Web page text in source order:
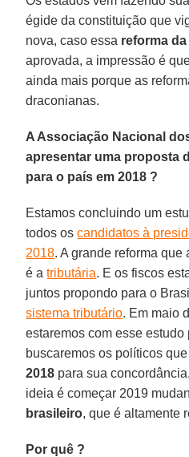
égide da constituição que
nova, caso essa reforma
aprovada, a impressão é
ainda mais porque as
draconianas.
A Associação Nacional
apresentar uma proposta
para o país em 2018 ?
Estamos concluindo um
todos oscandidatos à
2018. A grande reforma que
é atributária. E os fiscos
juntos propondo para o
sistema tributário. Em maio
estaremos com esse estudo
buscaremos os políticos
2018 para sua
ideia é começar 2019
brasileiro, que é altamente
Por quê ?